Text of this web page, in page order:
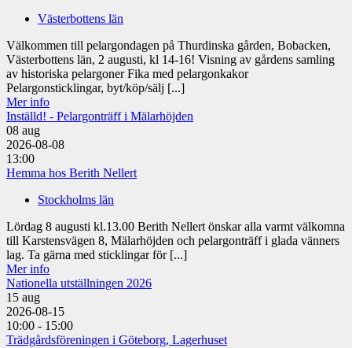
Västerbottens län
Välkommen till pelargondagen på Thurdinska gården, Bobacken,
Västerbottens län, 2 augusti, kl 14-16! Visning av gårdens samling
av historiska pelargoner Fika med pelargonkakor
Pelargonsticklingar, byt/köp/sälj [...]
Mer info
Inställd! - Pelargonträff i Mälarhöjden
08 aug
2026-08-08
13:00
Hemma hos Berith Nellert
Stockholms län
Lördag 8 augusti kl.13.00 Berith Nellert önskar alla varmt välkomna
till Karstensvägen 8, Mälarhöjden och pelargonträff i glada vänners
lag. Ta gärna med sticklingar för [...]
Mer info
Nationella utställningen 2026
15 aug
2026-08-15
10:00 - 15:00
Trädgårdsföreningen i Göteborg, Lagerhuset